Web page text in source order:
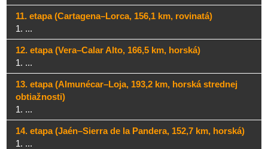
11. etapa (Cartagena–Lorca, 156,1 km, rovinatá)
1. ...
12. etapa (Vera–Calar Alto, 166,5 km, horská)
1. ...
13. etapa (Almunécar–Loja, 193,2 km, horská strednej
obtiažnosti)
1. ...
14. etapa (Jaén–Sierra de la Pandera, 152,7 km, horská)
1. ...